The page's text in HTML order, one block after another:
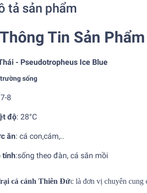
tả sản phẩm
Thông Tin Sản
- Pseudotropheus Ice Blue
sống
8
độ: 28°C
ăn: cá con,cám,..
tính:sống theo đàn, cá săn mồi
cá cảnh Thiên Đức là đơn vị chuyên cung